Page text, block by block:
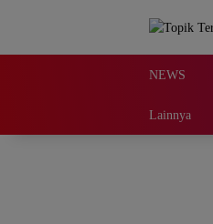
NEWS
Lainnya